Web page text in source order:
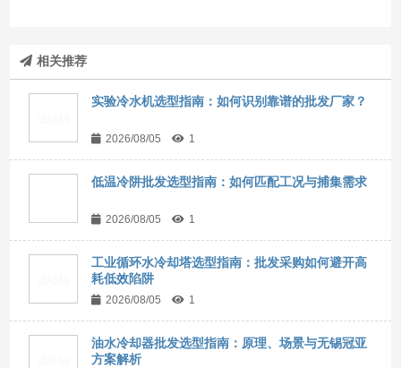
相关推荐
实验冷水机选型指南：如何识别靠谱的批发厂家？
2026/08/05 1
低温冷阱批发选型指南：如何匹配工况与捕集需求
2026/08/05 1
工业循环水冷却塔选型指南：批发采购如何避开高
耗低效陷阱
2026/08/05 1
油水冷却器批发选型指南：原理、场景与无锡冠亚
方案解析